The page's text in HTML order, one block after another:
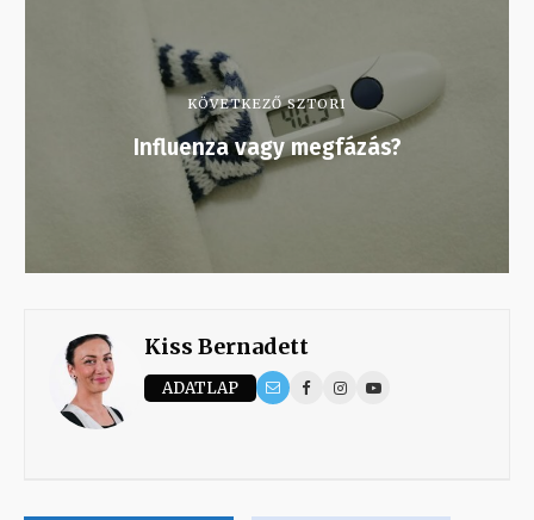
KÖVETKEZŐ SZTORI
Influenza vagy megfázás?
Kiss Bernadett
ADATLAP